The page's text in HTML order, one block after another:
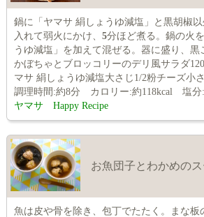
鍋に「ヤマサ 絹しょうゆ減塩」と黒胡椒
入れて弱火にかけ、 5分ほど煮る。鍋の火
うゆ減塩」を加えて混ぜる。器に盛り、黒
かぼちゃとブロッコリーのデリ風サラダ
マサ 絹しょうゆ減塩大さじ1/2粉チーズ小
調理時間:約8分 カロリー:約118kcal 塩分:
ヤマサ Happy Recipe
お魚団子とわかめの
魚は皮や骨を除き、包丁でたたく。まな板